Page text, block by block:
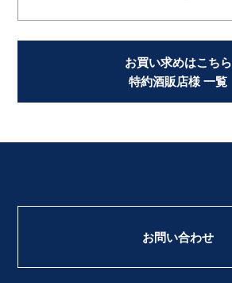
お買い求めはこちら
特約酒販店様 一覧
お問い合わせ